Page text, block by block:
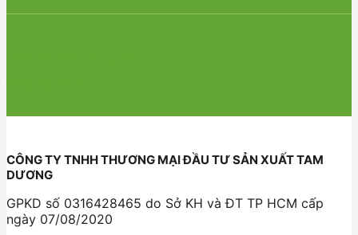
CÔNG TY TNHH THƯƠNG MẠI ĐẦU TƯ SẢN XUẤT TAM
DƯƠNG
GPKD số 0316428465 do Sở KH và ĐT TP HCM cấp
ngày 07/08/2020